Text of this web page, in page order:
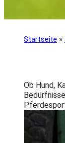
Startseite »
Ob Hund,